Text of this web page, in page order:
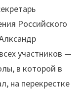
Российского
участников —
в которой в
на перекрестке